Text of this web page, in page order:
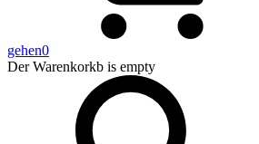
gehen0
Der Warenkorkb is empty